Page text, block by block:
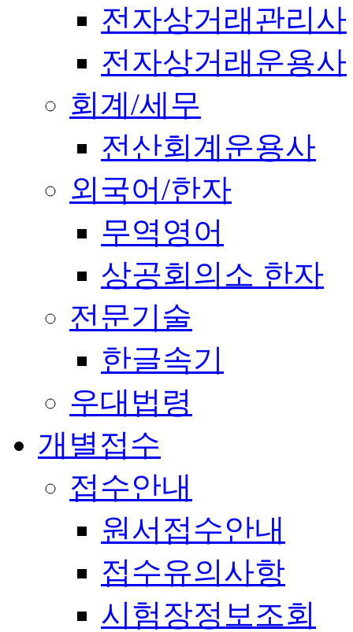
전자상거래관리사
전자상거래운용사
회계/세무
전산회계운용사
외국어/한자
무역영어
상공회의소 한자
전문기술
한글속기
우대법령
개별접수
접수안내
원서접수안내
접수유의사항
시험장정보조회